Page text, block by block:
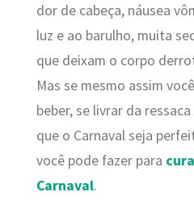
dor de cabeça, náusea
luz e ao barulho, muita
que deixam o corpo
Mas se mesmo assim
beber, se livrar da
que o Carnaval seja
você pode fazer para
Carnaval.